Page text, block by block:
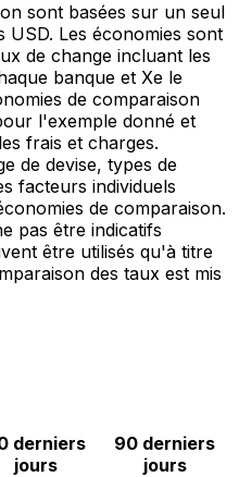
sont basées sur un seul
Les économies sont
de change incluant les
banque et Xe le
de comparaison
l'exemple donné et
frais et charges.
de devise, types de
facteurs individuels
de comparaison.
pas être indicatifs
être utilisés qu'à titre
des taux est mis
derniers
jours
90 derniers
jours